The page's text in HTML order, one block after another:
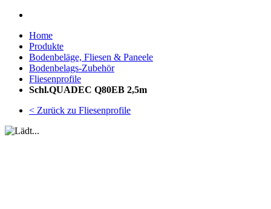
Home
Produkte
Bodenbeläge, Fliesen & Paneele
Bodenbelags-Zubehör
Fliesenprofile
Schl.QUADEC Q80EB 2,5m
< Zurück zu Fliesenprofile